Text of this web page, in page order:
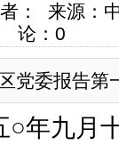
： 来源：
论： 0
党委报告第
○年九月